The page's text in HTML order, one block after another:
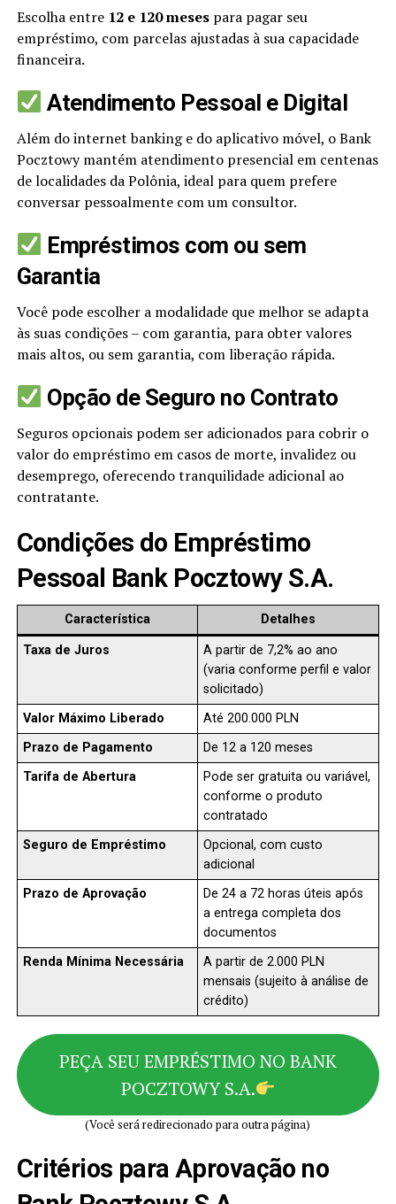
Escolha entre 12 e 120 mesespara pagar seu
empréstimo, com parcelas ajustadas à sua capacidade
financeira.
Atendimento Pessoal e Digital
Além do internet banking e do aplicativo móvel, o Bank
Pocztowy mantém atendimento presencial em centenas
de localidades da Polônia, ideal para quem prefere
conversar pessoalmente com um consultor.
Empréstimos com ou sem
Garantia
Você pode escolher a modalidade que melhor se adapta
às suas condições – com garantia, para obter valores
mais altos, ou sem garantia, com liberação rápida.
Opção de Seguro no Contrato
Seguros opcionais podem ser adicionados para cobrir o
valor do empréstimo em casos de morte, invalidez ou
desemprego, oferecendo tranquilidade adicional ao
contratante.
Condições do Empréstimo
Pessoal Bank Pocztowy S.A.
Característica Detalhes
Taxa de Juros
A partir de 7,2% ao ano
(varia conforme perfil e valor
solicitado)
Valor Máximo Liberado
Até 200.000 PLN
Prazo de Pagamento
De 12 a 120 meses
Tarifa de Abertura
Pode ser gratuita ou variável,
conforme o produto
contratado
Seguro de Empréstimo
Opcional, com custo
adicional
Prazo de Aprovação
De 24 a 72 horas úteis após
a entrega completa dos
documentos
Renda Mínima Necessária
A partir de 2.000 PLN
mensais (sujeito à análise de
crédito)
PEÇA SEU EMPRÉSTIMO NO BANK
POCZTOWY S.A.
(Você será redirecionado para outra página)
Critérios para Aprovação no